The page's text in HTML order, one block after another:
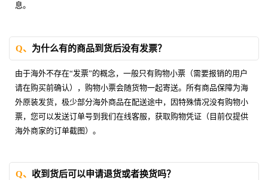
息。
Q、 为什么有的商品到货后没有发票？
由于海外不存在“发票”的概念，一般只有购物小票（需要报销的用户
请在购买前确认），购物小票会随货物一起寄送。所有商品保障为海
外原装发货，极少部分海外商品在配送途中，因特殊情况没有购物小
票，您可以发送订单号到我们在线客服，获取购物凭证（目前仅提供
海外商家的订单截图）。
Q、 收到货后可以申请退货或者换货吗？